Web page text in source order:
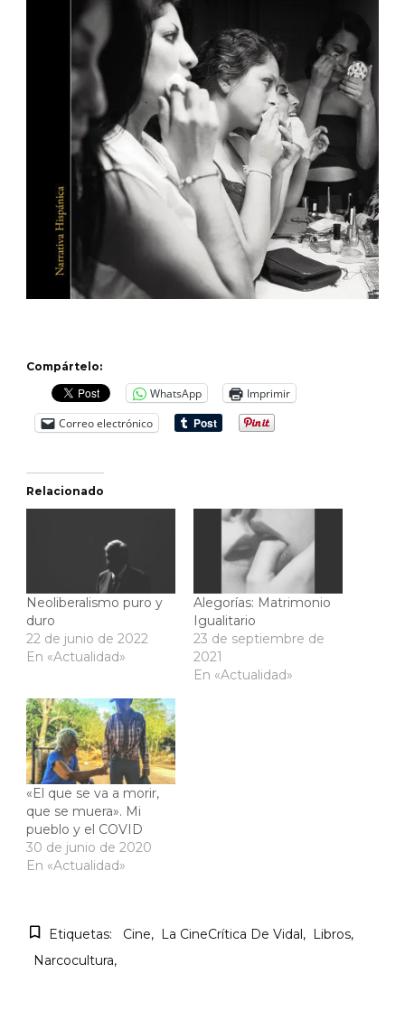
Compártelo:
WhatsApp
Imprimir
Correo electrónico
Relacionado
Neoliberalismo puro y
duro
22 de junio de 2022
En «Actualidad»
Alegorías: Matrimonio
Igualitario
23 de septiembre de
2021
En «Actualidad»
«El que se va a morir,
que se muera». Mi
pueblo y el COVID
30 de junio de 2020
En «Actualidad»
Etiquetas: Cine La CineCrítica De Vidal
Libros
Narcocultura